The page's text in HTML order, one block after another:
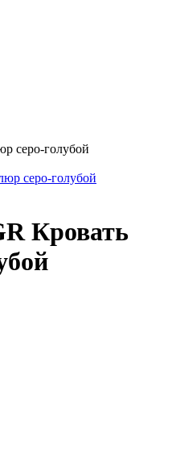
серо-голубой
Кровать